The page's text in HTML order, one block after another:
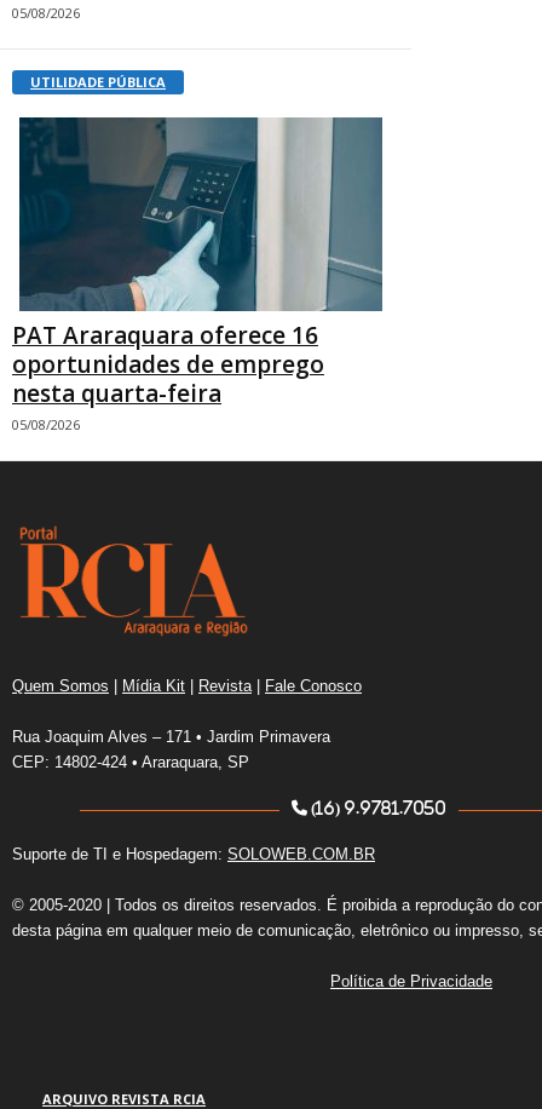
05/08/2026
UTILIDADE PÚBLICA
PAT Araraquara oferece 16
oportunidades de emprego
nesta quarta-feira
05/08/2026
Quem Somos | Mídia Kit | Revista | Fale Conosco
Rua Joaquim Alves – 171 • Jardim Primavera
CEP: 14802-424 • Araraquara, SP
(16) 9.9781.7050
Suporte de TI e Hospedagem: SOLOWEB.COM.BR
© 2005-2020 | Todos os direitos reservados. É proibida a reprodução do
desta página em qualquer meio de comunicação, eletrônico ou impresso,
Política de Privacidade
ARQUIVO REVISTA RCIA